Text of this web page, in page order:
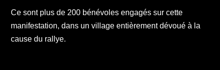
Ce sont plus de 200 bénévoles engagés sur cette
manifestation, dans un village entièrement dévoué à la
cause du rallye.